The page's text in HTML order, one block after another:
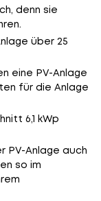
denn sie
über 25
eine PV-Anlage
für die Anlage
6,1 kWp
PV-Anlage auch
so im